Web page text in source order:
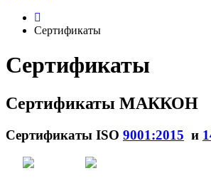
Сертификаты
Сертификаты
Сертификаты МАККОН
Сертификаты ISO 9001:2015 и